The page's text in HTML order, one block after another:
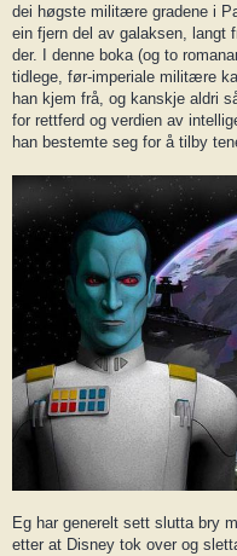
dei høgste militære gradene i
ein fjern del av galaksen, langt
der. I denne boka (og to
tidlege, før-imperiale militære
han kjem frå, og kanskje aldri
for rettferd og verdien av
han bestemte seg for å tilby
Eg har generelt sett slutta bry
etter at Disney tok over og